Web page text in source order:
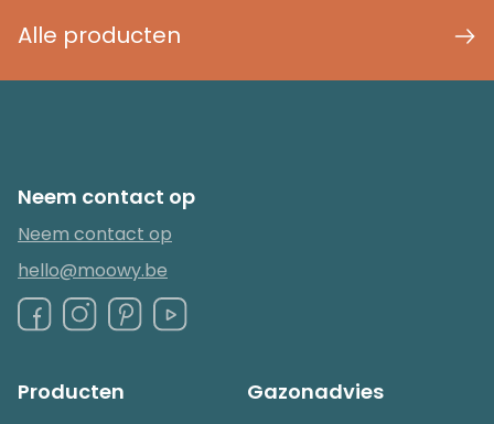
Alle producten
Neem contact op
Neem contact op
hello@moowy.be
Producten Gazonadvies